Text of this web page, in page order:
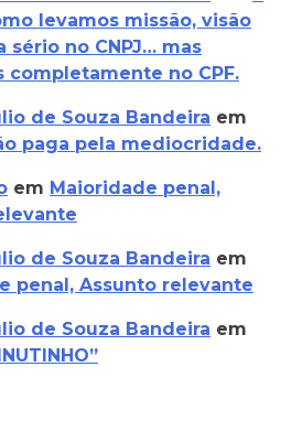
levamos missão, visão
sério no CNPJ… mas
completamente no CPF.
de Souza Bandeira em
paga pela mediocridade.
em Maioridade penal,
de Souza Bandeira em
penal, Assunto relevante
de Souza Bandeira em